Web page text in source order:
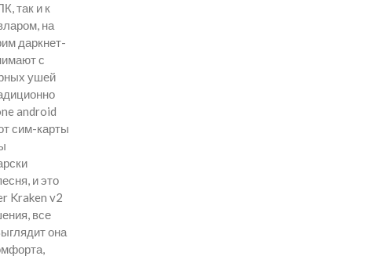
так и к
на
даркнет-
с
ушей
android
сим-карты
и это
Kraken v2
все
она